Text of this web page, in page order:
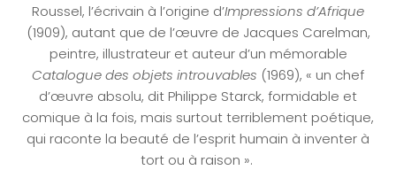
Roussel, l’écrivain à l’origine d’Impressions d’Afrique
(1909), autant que de l’œuvre de Jacques Carelman,
peintre, illustrateur et auteur d’un mémorable
Catalogue des objets introuvables (1969), « un chef
d’œuvre absolu, dit Philippe Starck, formidable et
comique à la fois, mais surtout terriblement poétique,
qui raconte la beauté de l’esprit humain à inventer à
tort ou à raison ».